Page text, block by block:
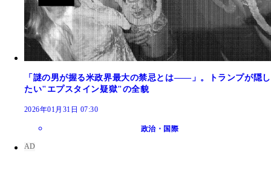
「謎の男が握る米政界最大の禁忌とは――」。トランプが隠し
たい"エプスタイン疑獄"の全貌
2026年01月31日 07:30
政治・国際